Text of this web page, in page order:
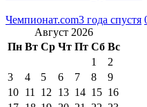
Чемпионат.com3 года спустя
Август 2026
Пн Вт Ср Чт Пт Сб Вс
1
2
3
4 5 6 7 8
9
10 11 12 13 14 15 16